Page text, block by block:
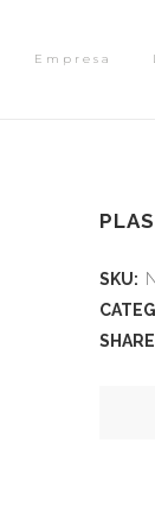
Empresa
SKU: